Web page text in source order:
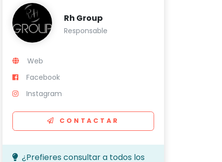
Rh Group
Responsable
Web
Facebook
Instagram
CONTACTAR
¿Prefieres consultar a todos los